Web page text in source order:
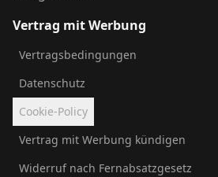
Vertrag mit Werbung
Vertragsbedingungen
Datenschutz
Cookie-Policy
Vertrag mit Werbung kündigen
Widerruf nach Fernabsatzgesetz